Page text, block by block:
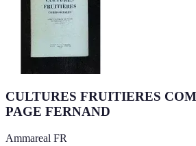
CULTURES FRUITIERES
PAGE FERNAND
Ammareal FR